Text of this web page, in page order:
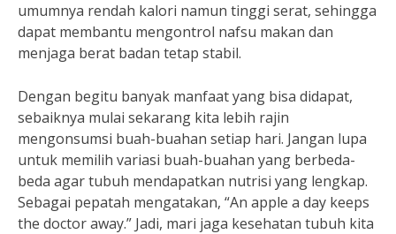
umumnya rendah kalori namun tinggi serat, sehingga
dapat membantu mengontrol nafsu makan dan
menjaga berat badan tetap stabil.
Dengan begitu banyak manfaat yang bisa didapat,
sebaiknya mulai sekarang kita lebih rajin
mengonsumsi buah-buahan setiap hari. Jangan lupa
untuk memilih variasi buah-buahan yang berbeda-
beda agar tubuh mendapatkan nutrisi yang lengkap.
Sebagai pepatah mengatakan, “An apple a day keeps
the doctor away.” Jadi, mari jaga kesehatan tubuh kita